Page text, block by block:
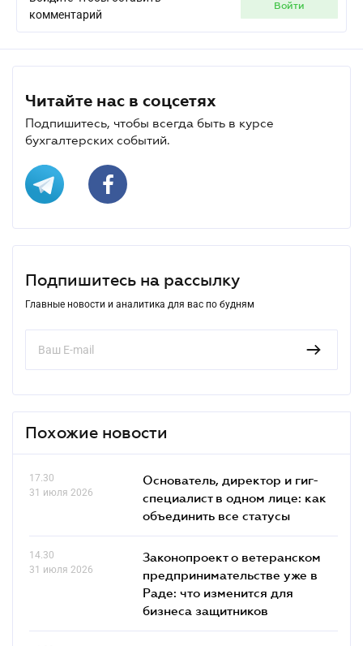
комментарий
войти
Читайте нас в соцсетях
Подпишитесь, чтобы всегда быть в курсе
бухгалтерских событий.
Подпишитесь на рассылку
Главные новости и аналитика для вас по будням
Похожие новости
17.30
31 июля 2026
Основатель, директор и гиг-
специалист в одном лице: как
объединить все статусы
14.30
31 июля 2026
Законопроект о ветеранском
предпринимательстве уже в
Раде: что изменится для
бизнеса защитников